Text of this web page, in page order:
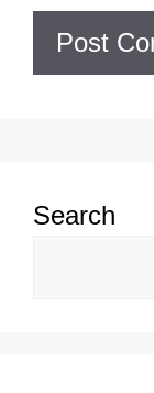
Search